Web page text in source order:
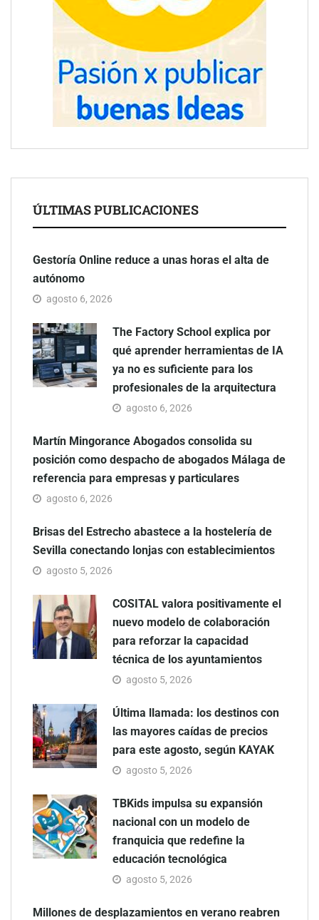
ÚLTIMAS PUBLICACIONES
Gestoría Online reduce a unas horas el alta de
autónomo
agosto 6, 2026
The Factory School explica por
qué aprender herramientas de IA
ya no es suficiente para los
profesionales de la arquitectura
agosto 6, 2026
Martín Mingorance Abogados consolida su
posición como despacho de abogados Málaga de
referencia para empresas y particulares
agosto 6, 2026
Brisas del Estrecho abastece a la hostelería de
Sevilla conectando lonjas con establecimientos
agosto 5, 2026
COSITAL valora positivamente el
nuevo modelo de colaboración
para reforzar la capacidad
técnica de los ayuntamientos
agosto 5, 2026
Última llamada: los destinos con
las mayores caídas de precios
para este agosto, según KAYAK
agosto 5, 2026
TBKids impulsa su expansión
nacional con un modelo de
franquicia que redefine la
educación tecnológica
agosto 5, 2026
Millones de desplazamientos en verano reabren